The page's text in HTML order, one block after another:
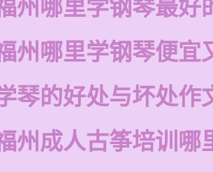
州哪里学钢琴最好
州哪里学钢琴便宜
琴的好处与坏处作
州成人古筝培训哪